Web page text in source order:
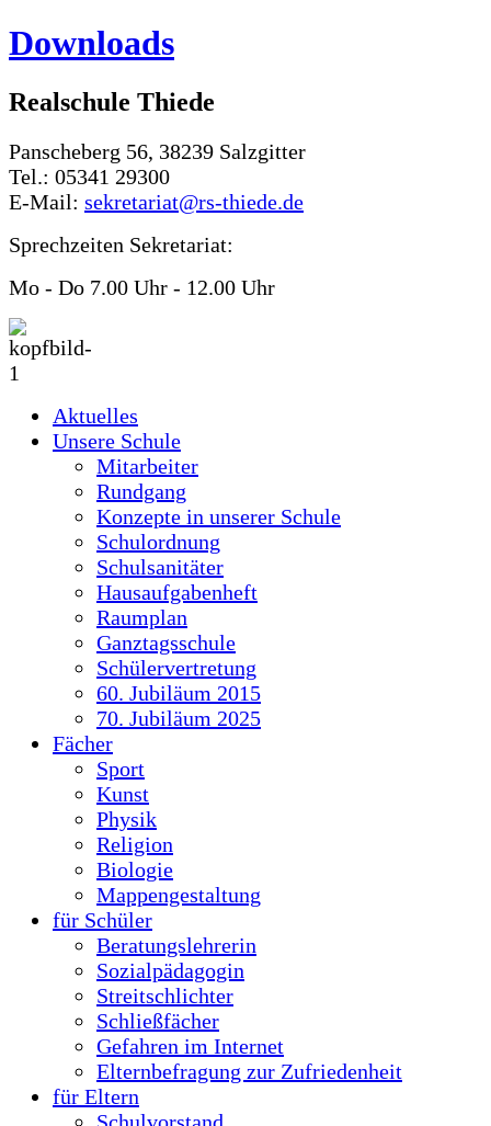
Downloads
Realschule Thiede
Panscheberg 56, 38239 Salzgitter
Tel.: 05341 29300
E-Mail: sekretariat@rs-thiede.de
Sprechzeiten Sekretariat:
Mo - Do 7.00 Uhr - 12.00 Uhr
Aktuelles
Unsere Schule
Mitarbeiter
Rundgang
Konzepte in unserer Schule
Schulordnung
Schulsanitäter
Hausaufgabenheft
Raumplan
Ganztagsschule
Schülervertretung
60. Jubiläum 2015
70. Jubiläum 2025
Fächer
Sport
Kunst
Physik
Religion
Biologie
Mappengestaltung
für Schüler
Beratungslehrerin
Sozialpädagogin
Streitschlichter
Schließfächer
Gefahren im Internet
Elternbefragung zur Zufriedenheit
für Eltern